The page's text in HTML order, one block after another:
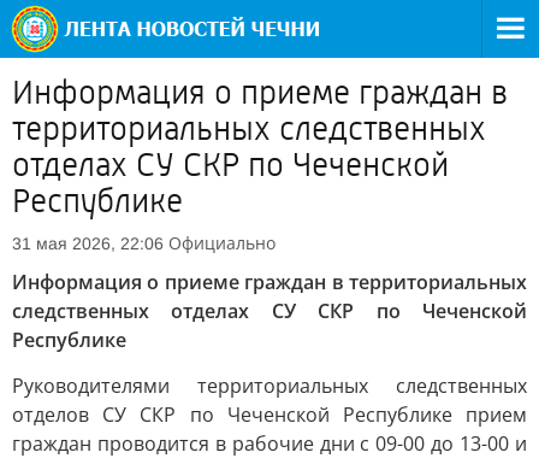
Информация о приеме граждан в
территориальных следственных
отделах СУ СКР по Чеченской
Республике
31 мая 2026, 22:06 Официально
Информация о приеме граждан в территориальных
следственных отделах СУ СКР по Чеченской
Республике
Руководителями территориальных следственных
отделов СУ СКР по Чеченской Республике прием
граждан проводится в рабочие дни с 09-00 до 13-00 и